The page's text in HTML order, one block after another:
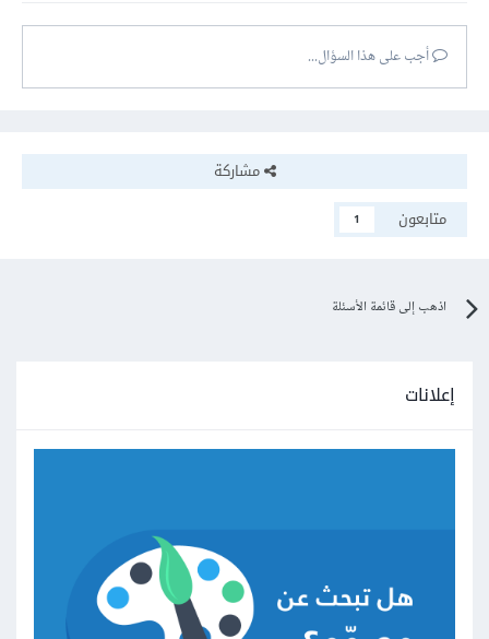
أجب على هذا السؤال...
مشاركة
متابعون
1
اذهب إلى قائمة الأسئلة
إعلانات